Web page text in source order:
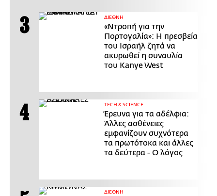
ΔΙΕΘΝΗ
«Ντροπή για την
Πορτογαλία»: Η πρεσβεία
του Ισραήλ ζητά να
ακυρωθεί η συναυλία
του Kanye West
ΤECH & SCIENCE
Έρευνα για τα αδέλφια:
Άλλες ασθένειες
εμφανίζουν συχνότερα
τα πρωτότοκα και άλλες
τα δεύτερα - Ο λόγος
ΔΙΕΘΝΗ